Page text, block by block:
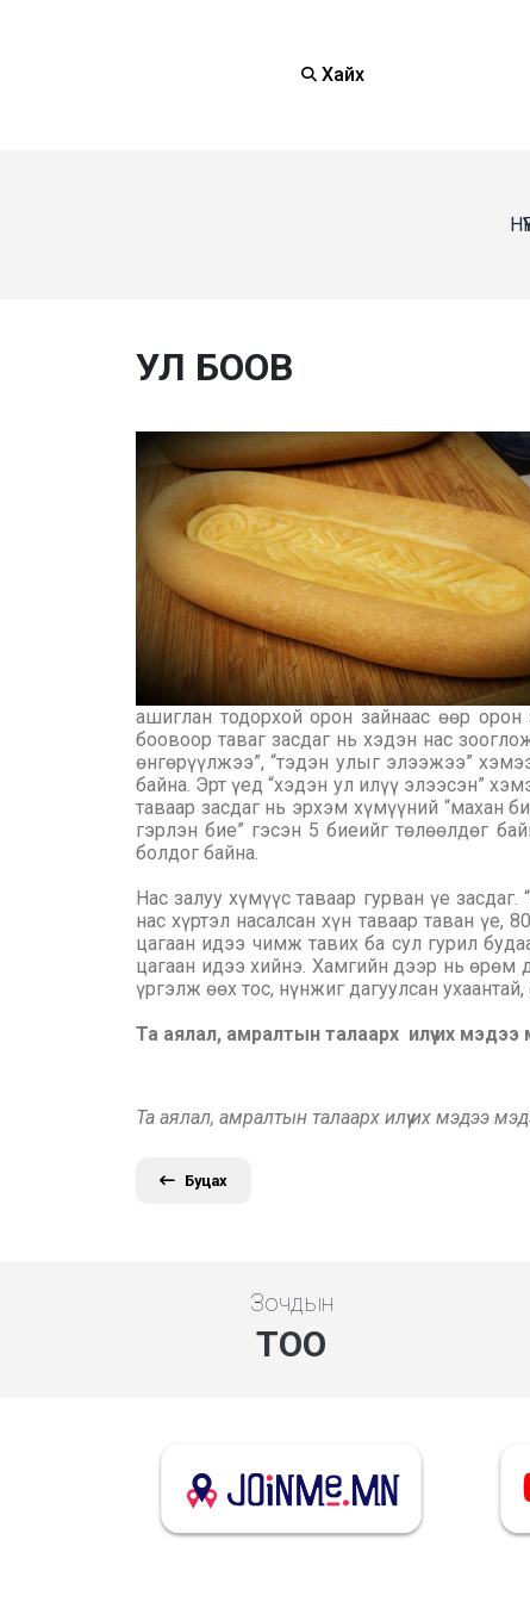
Хайх
УЛ БООВ
ашиглан тодорхой орон зайнаас өөр
боовоор таваг засдаг нь хэдэн нас
өнгөрүүлжээ”, “тэдэн улыг элээжээ”
байна. Эрт үед “хэдэн ул илүү элээсэн”
таваар засдаг нь эрхэм хүмүүний “махан
гэрлэн бие” гэсэн 5 биеийг төлөөлдөг
болдог байна.
Нас залуу хүмүүс таваар гурван үе
нас хүртэл насалсан хүн таваар таван үе,
цагаан идээ чимж тавих ба сул гурил
цагаан идээ хийнэ. Хамгийн дээр нь өрөм
үргэлж өөх тос, нүнжиг дагуулсан
Та аялал, амралтын талаарх илүү их мэдээ
Та аялал, амралтын талаарх илүү их мэдээ
Буцах
Зочдын
ТОО